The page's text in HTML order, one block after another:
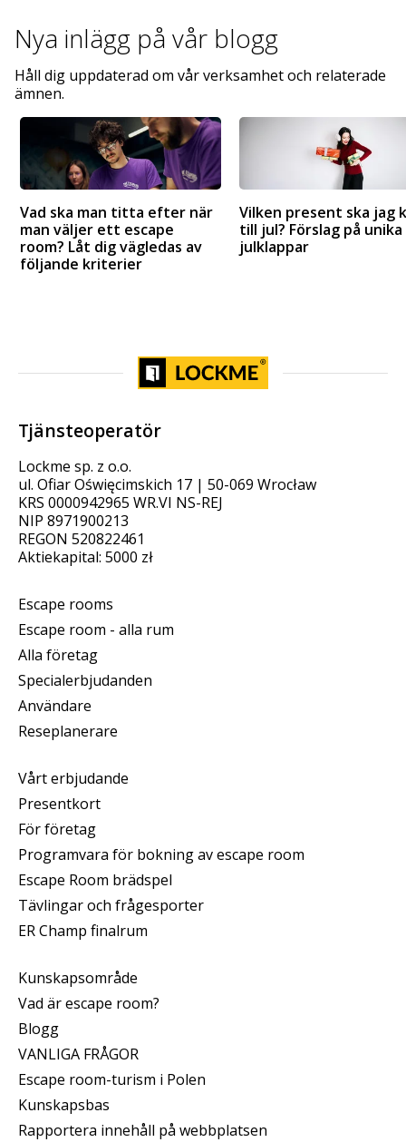
Nya inlägg på vår blogg
Håll dig uppdaterad om vår verksamhet och relaterade
ämnen.
Vad ska man titta efter när
man väljer ett escape
room? Låt dig vägledas av
följande kriterier
Vilken present ska jag
till jul? Förslag på unika
julklappar
Tjänsteoperatör
Lockme sp. z o.o.
ul. Ofiar Oświęcimskich 17 | 50-069 Wrocław
KRS 0000942965 WR.VI NS-REJ
NIP 8971900213
REGON 520822461
Aktiekapital: 5000 zł
Escape rooms
Escape room - alla rum
Alla företag
Specialerbjudanden
Användare
Reseplanerare
Vårt erbjudande
Presentkort
För företag
Programvara för bokning av escape room
Escape Room brädspel
Tävlingar och frågesporter
ER Champ finalrum
Kunskapsområde
Vad är escape room?
Blogg
VANLIGA FRÅGOR
Escape room-turism i Polen
Kunskapsbas
Rapportera innehåll på webbplatsen